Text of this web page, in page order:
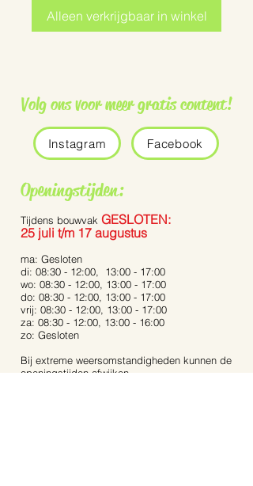
Alleen verkrijgbaar in winkel
Volg ons voor meer gratis content!
Instagram Facebook
Openingstijden:
Tijdens bouwvak GESLOTEN:
25 juli t/m 17 augustus
ma: Gesloten
di: 08:30 - 12:00, 13:00 - 17:00
wo: 08:30 - 12:00, 13:00 - 17:00
do: 08:30 - 12:00, 13:00 - 17:00
vrij: 08:30 - 12:00, 13:00 - 17:00
za: 08:30 - 12:00, 13:00 - 16:00
zo: Gesloten
Bij extreme weersomstandigheden kunnen de
openingstijden afwijken.